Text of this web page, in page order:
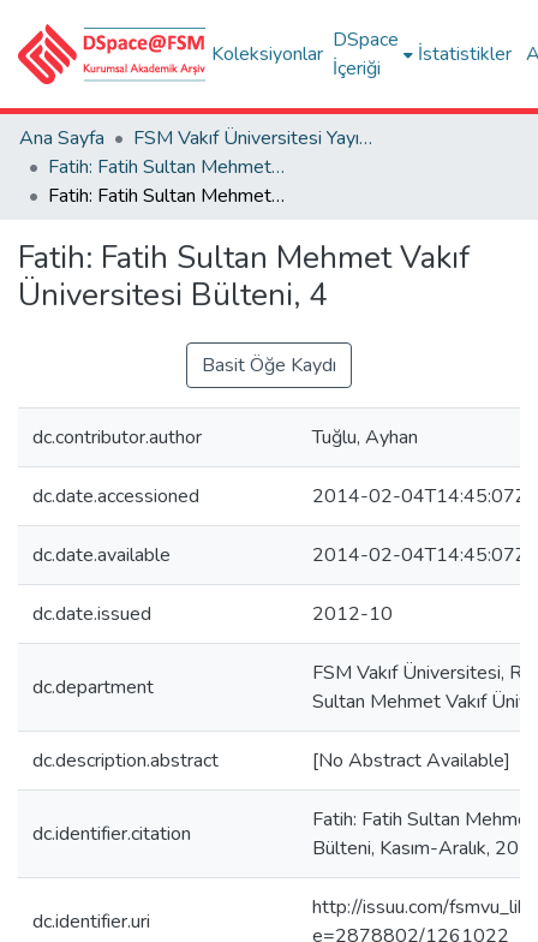
Koleksiyonlar
DSpace
İçeriği
İstatistikler
Ana Sayfa
FSM Vakıf Üniversitesi Yayınları / Publications of FSM Vakif University
Fatih: Fatih Sultan Mehmet Vakıf Üniversitesi Bülteni
Fatih: Fatih Sultan Mehmet Vakıf Üniversitesi Bülteni, 4
Fatih: Fatih Sultan Mehmet Vakıf
Üniversitesi Bülteni, 4
Basit Öğe Kaydı
dc.contributor.author Tuğlu, Ayhan
dc.date.accessioned 2014-02-04T14:45:07Z
dc.date.available 2014-02-04T14:45:07Z
dc.date.issued 2012-10
dc.department
FSM Vakıf Üniversitesi,
Sultan Mehmet Vakıf
dc.description.abstract [No Abstract Available]
dc.identifier.citation
Fatih: Fatih Sultan
Bülteni, Kasım-Aralık,
dc.identifier.uri
http://issuu.com/
e=2878802/1261022